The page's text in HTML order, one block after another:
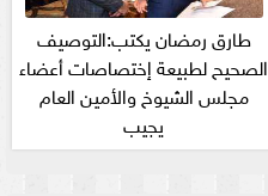
طارق رمضان يكتب:التوصيف
الصحيح لطبيعة إختصاصات أعضاء
مجلس الشيوخ والأمين العام
يجيب